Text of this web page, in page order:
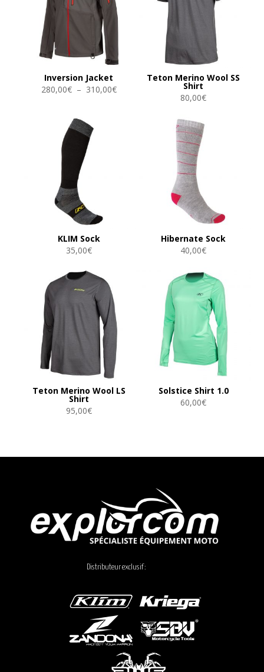
Inversion Jacket
280,00€ – 310,00€Plage
Teton Merino Wool SS
Shirt
80,00€
KLIM Sock
35,00€
Hibernate Sock
40,00€
Teton Merino Wool LS
Shirt
95,00€
Solstice Shirt 1.0
60,00€
Distributeur exclusif :